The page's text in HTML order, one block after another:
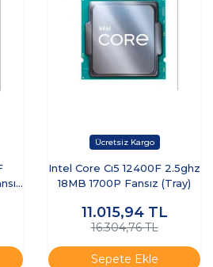
Intel Core Cı5 12400F 2.5ghz
18MB 1700P Fansız (Tray)
11.015,94 TL
16.304,76 TL
Sepete Ekle